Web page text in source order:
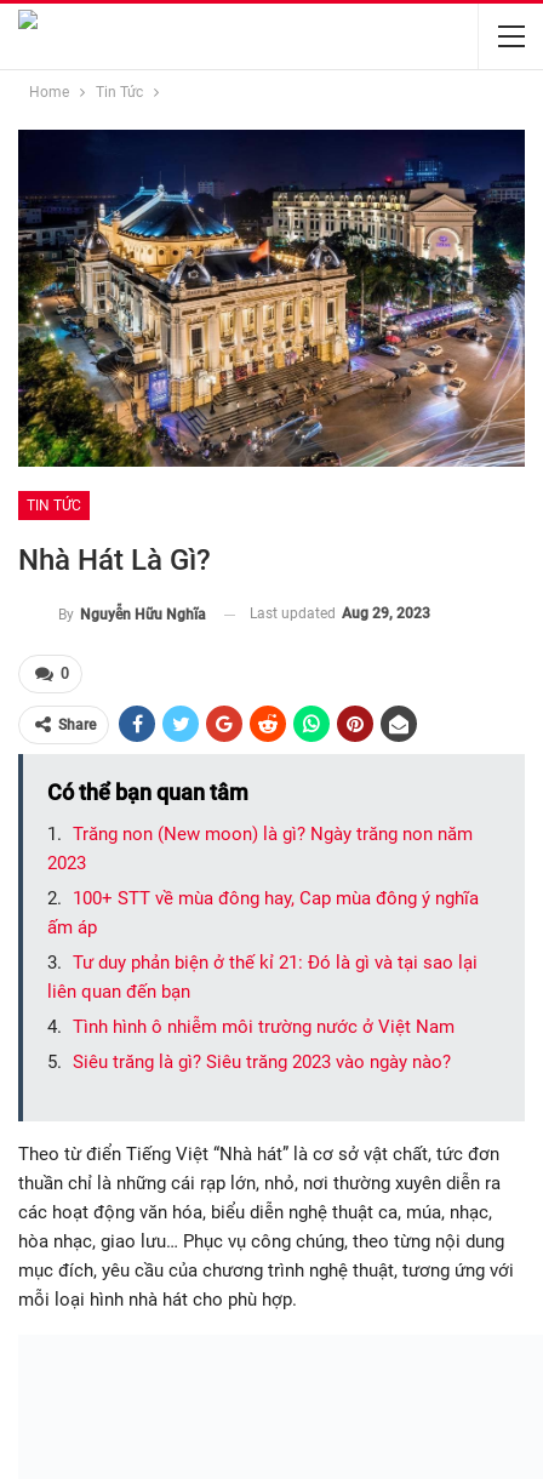
Home Tin Tức
TIN TỨC
Nhà Hát Là Gì?
By Nguyễn Hữu Nghĩa Last updated Aug 29, 2023
0
Share
Có thể bạn quan tâm
Trăng non (New moon) là gì? Ngày trăng non năm
2023
100+ STT về mùa đông hay, Cap mùa đông ý nghĩa
ấm áp
Tư duy phản biện ở thế kỉ 21: Đó là gì và tại sao lại
liên quan đến bạn
Tình hình ô nhiễm môi trường nước ở Việt Nam
Siêu trăng là gì? Siêu trăng 2023 vào ngày nào?
Theo từ điển Tiếng Việt “Nhà hát” là cơ sở vật chất, tức đơn
thuần chỉ là những cái rạp lớn, nhỏ, nơi thường xuyên diễn ra
các hoạt động văn hóa, biểu diễn nghệ thuật ca, múa, nhạc,
hòa nhạc, giao lưu… Phục vụ công chúng, theo từng nội dung
mục đích, yêu cầu của chương trình nghệ thuật, tương ứng với
mỗi loại hình nhà hát cho phù hợp.